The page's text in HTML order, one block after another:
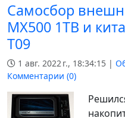
Самосбор
MX500 1TB и
T09
1 авг. 2022 г., 18:34:15 |
Комментарии (0)